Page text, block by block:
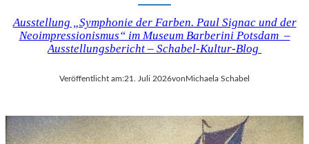
Ausstellung „Symphonie der Farben. Paul Signac und der
Neoimpressionismus“ im Museum Barberini Potsdam –
Ausstellungsbericht – Schabel-Kultur-Blog
Veröffentlicht am:21. Juli 2026vonMichaela Schabel